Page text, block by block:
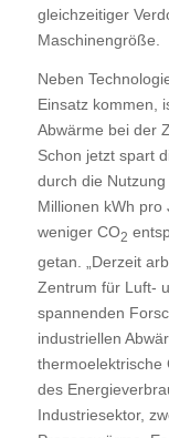
gleichzeitiger
Maschinengröße.
Neben
Einsatz kommen,
Abwärme bei der
Schon jetzt spart
durch die
Millionen kWh pro
weniger CO2
getan. „Derzeit
Zentrum für Luft-
spannenden
industriellen
thermoelektrische
des
Industriesektor,